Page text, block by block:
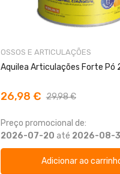
OSSOS E ARTICULAÇÕES
Aquilea Articulações Forte Pó
26,98 € 29,98 €
Preço promocional de:
2026-07-20 até 2026-08-
Adicionar ao